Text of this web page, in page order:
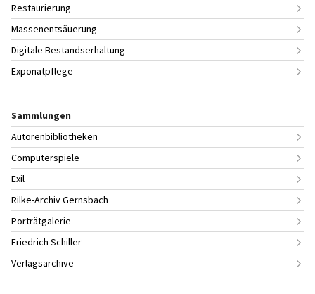
Restaurierung
Massenentsäuerung
Digitale Bestandserhaltung
Exponatpflege
Sammlungen
Autorenbibliotheken
Computerspiele
Exil
Rilke-Archiv Gernsbach
Porträtgalerie
Friedrich Schiller
Verlagsarchive